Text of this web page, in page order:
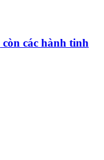
các hành tinh